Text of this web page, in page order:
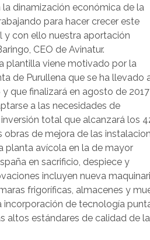
dinamización económica de la
para hacer crecer este
y con ello nuestra aportación
CEO de Avinatur.
plantilla viene motivado por la
de Purullena que se ha llevado
que finalizará en agosto de
a las necesidades de
total que alcanzará los
obras de mejora de las
planta avícola en la de mayor
en sacrificio, despiece y
incluyen nueva
frigoríficas, almacenes y
incorporación de tecnología
altos estándares de calidad de la